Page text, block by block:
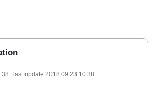
| last update 2018.09.23 10:38